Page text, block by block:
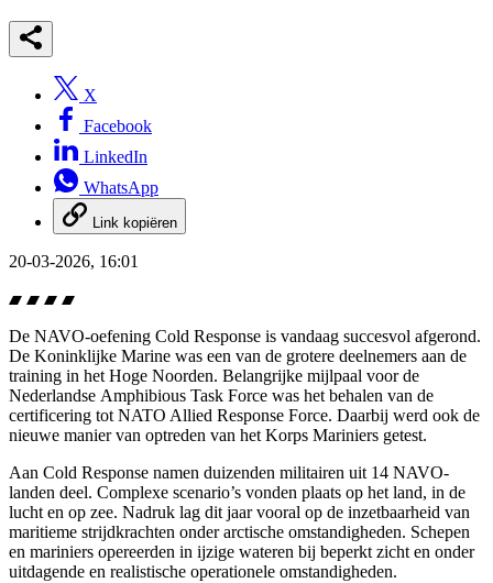
X
Facebook
LinkedIn
WhatsApp
Link kopiëren
20-03-2026, 16:01
De NAVO-oefening Cold Response is vandaag succesvol afgerond.
De Koninklijke Marine was een van de grotere deelnemers aan de
training in het Hoge Noorden. Belangrijke mijlpaal voor de
Nederlandse Amphibious Task Force was het behalen van de
certificering tot NATO Allied Response Force. Daarbij werd ook de
nieuwe manier van optreden van het Korps Mariniers getest.
Aan Cold Response namen duizenden militairen uit 14 NAVO-
landen deel. Complexe scenario’s vonden plaats op het land, in de
lucht en op zee. Nadruk lag dit jaar vooral op de inzetbaarheid van
maritieme strijdkrachten onder arctische omstandigheden. Schepen
en mariniers opereerden in ijzige wateren bij beperkt zicht en onder
uitdagende en realistische operationele omstandigheden.